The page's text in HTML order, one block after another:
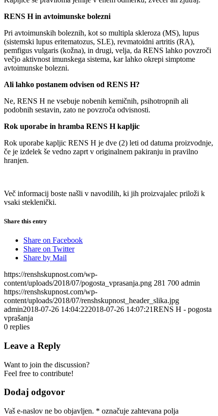
RENS H in avtoimunske bolezni
Pri avtoimunskih boleznih, kot so multipla skleroza (MS), lupus
(sistemski lupus eritematozus, SLE), revmatoidni artritis (RA),
pemfigus vulgaris (kožna), in drugi, velja, da RENS lahko povzroči
večjo aktivnost imunskega sistema, kar lahko okrepi simptome
avtoimunske bolezni.
Ali lahko postanem odvisen od RENS H?
Ne, RENS H ne vsebuje nobenih kemičnih, psihotropnih ali
podobnih sestavin, zato ne povzroča odvisnosti.
Rok uporabe in hramba RENS H kapljic
Rok uporabe kapljic RENS H je dve (2) leti od datuma proizvodnje,
če je izdelek še vedno zaprt v originalnem pakiranju in pravilno
hranjen.
Več informacij boste našli v navodilih, ki jih proizvajalec priloži k
vsaki steklenički.
Share this entry
Share on Facebook
Share on Twitter
Share by Mail
https://renshskupnost.com/wp-
content/uploads/2018/07/pogosta_vprasanja.png 281 700 admin
https://renshskupnost.com/wp-
content/uploads/2018/07/renshskupnost_header_slika.jpg
admin2018-07-26 14:04:222018-07-26 14:07:21RENS H - pogosta
vprašanja
0 replies
Leave a Reply
Want to join the discussion?
Feel free to contribute!
Dodaj odgovor
Vaš e-naslov ne bo objavljen. * označuje zahtevana polja